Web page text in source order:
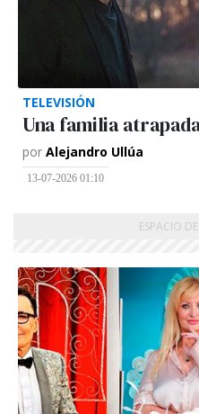
TELEVISIÓN
Una familia
por Alejandro Ullúa
13-07-2026 01:10